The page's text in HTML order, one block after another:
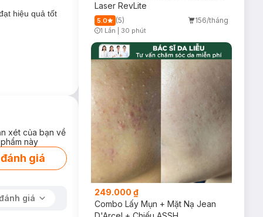
hiệu quả tốt
xét của bạn về
này
giá
giá
Laser RevLite
5.0 (5) 156/tháng
1 Lần 30 phút
249.000 ₫
Combo Lấy Mụn + Mặt Nạ Jean